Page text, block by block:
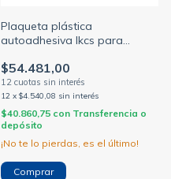
Plaqueta plástica
autoadhesiva lkcs para
$54.481,00
12 x $4.540,08 sin interés
$40.860,75 con Transferencia o
depósito
¡No te lo pierdas, es el último!
Comprar